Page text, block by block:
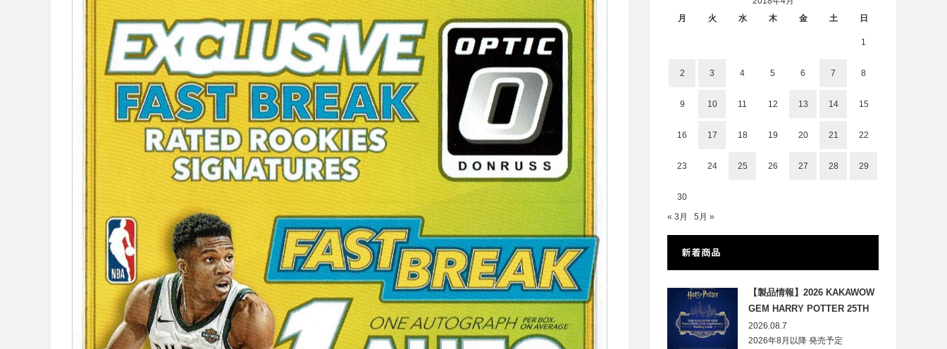
月
火 水 木 金 土 日
1
2 3 4 5 6 7 8
9 10 11 12 13 14 15
16 17 18 19 20 21 22
23 24 25 26 27 28 29
30
« 3月
5月 »
新着商品
【製品情報】2026 KAKAWOW
GEM HARRY POTTER 25TH
ANNIVERSARY TRADING
CARDS HOBBY
2026.08.7
2026年8月以降 発売予定